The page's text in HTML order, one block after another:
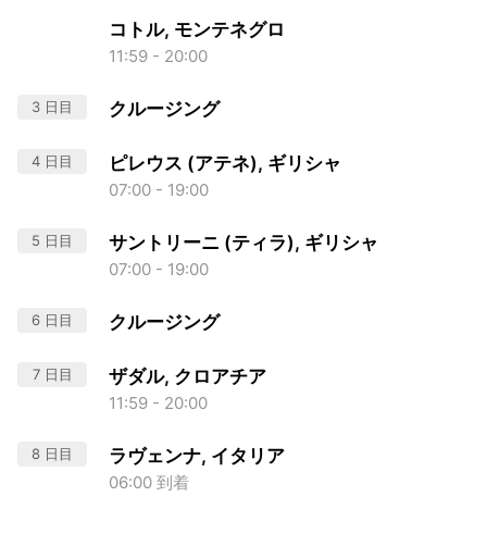
コトル, モンテネグロ
11:59 - 20:00
3 日目 クルージング
4 日目 ピレウス (アテネ), ギリシャ
07:00 - 19:00
5 日目 サントリーニ (ティラ), ギリシャ
07:00 - 19:00
6 日目 クルージング
7 日目 ザダル, クロアチア
11:59 - 20:00
8 日目 ラヴェンナ, イタリア
06:00 到着